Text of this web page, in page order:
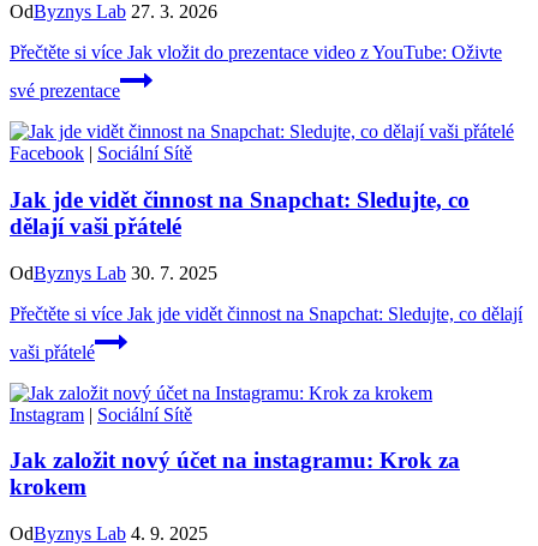
OdByznys Lab 27. 3. 2026
Přečtěte si více Jak vložit do prezentace video z YouTube: Oživte
své prezentace
Facebook | Sociální Sítě
Jak jde vidět činnost na Snapchat: Sledujte, co
dělají vaši přátelé
OdByznys Lab 30. 7. 2025
Přečtěte si více Jak jde vidět činnost na Snapchat: Sledujte, co dělají
vaši přátelé
Instagram | Sociální Sítě
Jak založit nový účet na instagramu: Krok za
krokem
OdByznys Lab 4. 9. 2025